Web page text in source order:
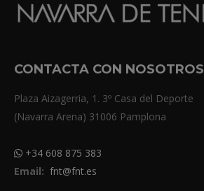
CONTACTA CON NOSOTROS
Plaza Aizagerria, 1. 3º Casa del Deporte
(Navarra Arena) 31006 Pamplona
+34 608 875 383
Email: fnt@fnt.es